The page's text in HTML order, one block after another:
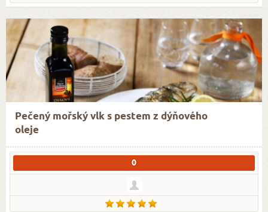
Pečený mořský vlk s pestem z dýňového
oleje
0